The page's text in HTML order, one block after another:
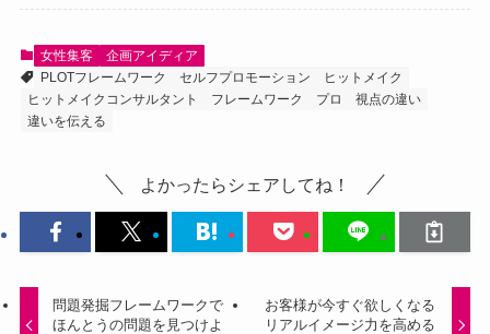
女性集客
企画アイディア
PLOTフレームワーク
セルフプロモーション
ヒットメイク
ヒットメイクコンサルタント
フレームワーク プロ
視点の違い
違いを伝える
よかったらシェアしてね！
問題発掘フレームワークで
ほんとうの問題を見つけよ
お客様が今すぐ欲しくなる
リアルイメージ力を高める